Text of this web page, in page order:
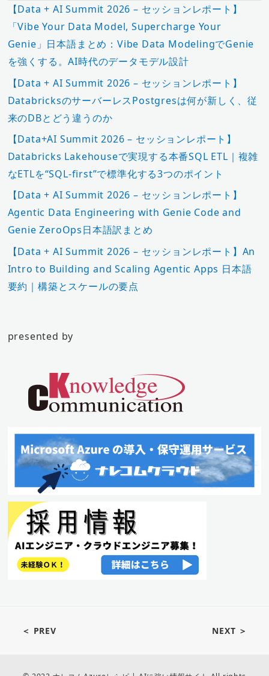
【Data + AI Summit 2026 – セッションレポート】
「Vibe Your Data Model, Supercharge Your
Genie」日本語まとめ：Vibe Data ModelingでGenie
を強くする。AI時代のデータモデル設計
【Data + AI Summit 2026 – セッションレポート】
DatabricksのサーバーレスPostgresは何が新しく、従
来のDBとどう違うのか
【Data+AI Summit 2026 – セッションレポート】
Databricks Lakehouseで実現する本番SQL ETL｜複雑
なETLを“SQL-first”で標準化する3つのポイント
【Data + AI Summit 2026 – セッションレポート】
Agentic Data Engineering with Genie Code and
Genie ZeroOps日本語訳まとめ
【Data + AI Summit 2026 – セッションレポート】An
Intro to Building and Scaling Agentic Apps 日本語
要約｜構築とスケールの要点
presented by
＜ PREV NEXT ＞